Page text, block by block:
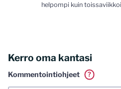
helpompi kuin
Kerro oma kantasi
Kommentointiohjeet
?